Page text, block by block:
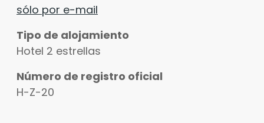
sólo por e-mail
Tipo de alojamiento
Hotel 2 estrellas
Número de registro oficial
H-Z-20